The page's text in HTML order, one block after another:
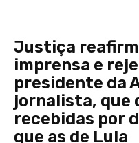
Justiça
imprensa e
presidente da
jornalista, que
recebidas por
que as de Lula